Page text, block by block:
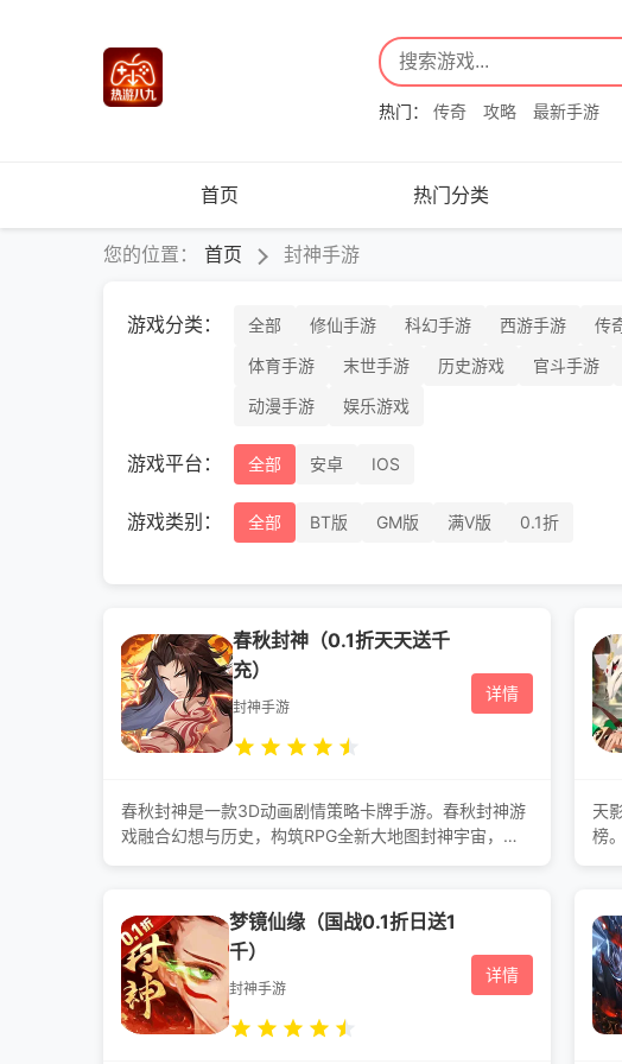
热门： 传奇 攻略 最新手游
首页 热门分类
您的位置： 首页 封神手游
游戏分类： 全部 修仙手游 科幻手游 西游手游 传
体育手游
末世手游 历史游戏 官斗手游
动漫手游
娱乐游戏
游戏平台： 全部 安卓 IOS
游戏类别： 全部 BT版 GM版 满V版 0.1折
春秋封神（0.1折天天送千
充）
封神手游
详情
春秋封神是一款3D动画剧情策略卡牌手游。春秋封神游
戏融合幻想与历史，构筑RPG全新大地图封神宇宙，讲
除魔、对抗神明，重启封神榜的冒险故事。
天
榜
成
大
截
之
梦镜仙缘（国战0.1折日送1
千）
封神手游
详情